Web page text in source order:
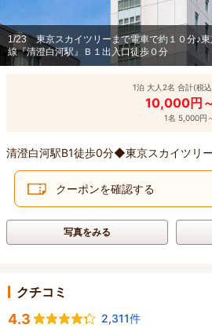
1/23
東京スカイツリーまで電車で約１０分♪
線『清澄白河駅』Ｂ１出入口徒歩０分
1泊 大人2名 合計(税
10,000円
1名 5,000円
清澄白河駅B1徒歩0分◆東京スカイツリ
クーポンを確認する
写真をみる
クチコミ
4.3
2,311件